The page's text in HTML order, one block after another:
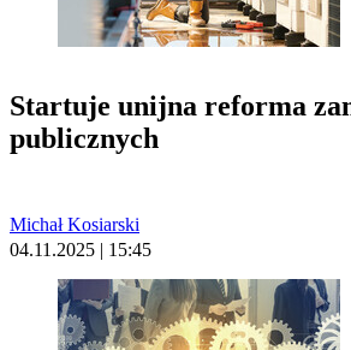
Startuje unijna reforma
publicznych
Michał Kosiarski
04.11.2025 | 15:45